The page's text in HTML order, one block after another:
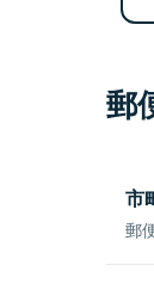
郵
市
郵